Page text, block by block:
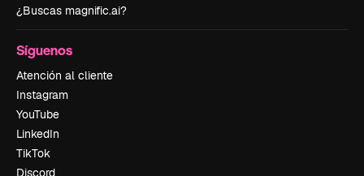
¿Buscas magnific.ai?
Síguenos
Atención al cliente
Instagram
YouTube
LinkedIn
TikTok
Discord